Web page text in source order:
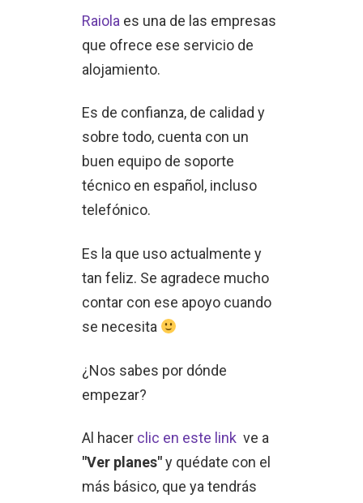
Raiola es una de las empresas
que ofrece ese servicio de
alojamiento.
Es de confianza, de calidad y
sobre todo, cuenta con un
buen equipo de soporte
técnico en español, incluso
telefónico.
Es la que uso actualmente y
tan feliz. Se agradece mucho
contar con ese apoyo cuando
se necesita
¿Nos sabes por dónde
empezar?
Al hacer clic en este link ve a
"Ver planes"y quédate con el
más básico, que ya tendrás